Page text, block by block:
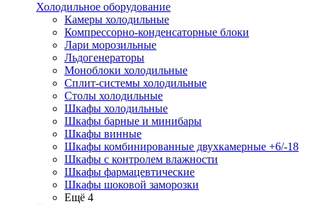
Холодильное оборудование
Камеры холодильные
Компрессорно-конденсаторные блоки
Лари морозильные
Льдогенераторы
Моноблоки холодильные
Сплит-системы холодильные
Столы холодильные
Шкафы холодильные
Шкафы барные и минибары
Шкафы винные
Шкафы комбинированные двухкамерные +6/-18
Шкафы с контролем влажности
Шкафы фармацевтические
Шкафы шоковой заморозки
Ещё 4